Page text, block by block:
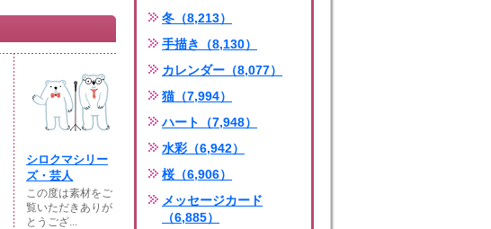
シロクマシリー
ズ・芸人
この度は素材をご
覧いただきありが
とうござ...
冬（8,213）
手描き（8,130）
カレンダー（8,077）
猫（7,994）
ハート（7,948）
水彩（6,942）
桜（6,906）
メッセージカード
（6,885）